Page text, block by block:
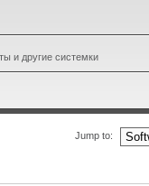
и другие системки
Jump to: